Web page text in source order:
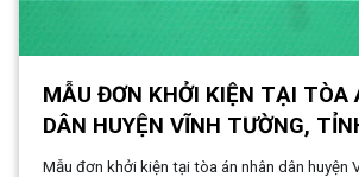
MẪU ĐƠN KHỞI KIỆN TẠI TÒA
DÂN HUYỆN VĨNH TƯỜNG,
MỚI NHẤT NĂM 2024
Mẫu đơn khởi kiện tại tòa án nhân dân huyện